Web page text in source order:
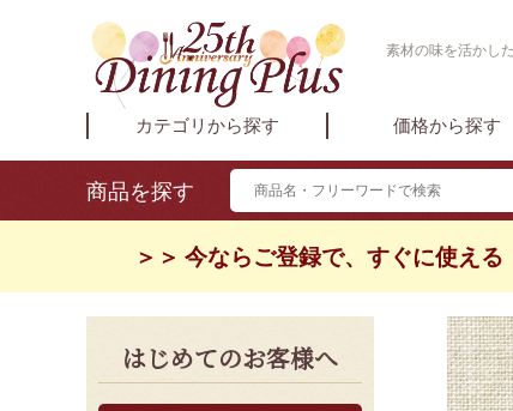
素材の味を活かし
カテゴリから探す 価格から探す
商品を探す
＞＞ 今ならご登録で、すぐに使える
はじめてのお客様へ